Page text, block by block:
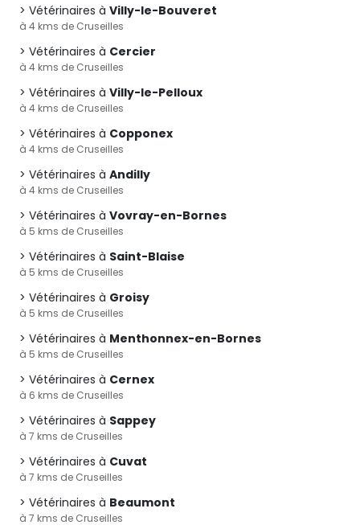
Vétérinaires à Villy-le-Bouveret
à 4 kms de Cruseilles
Vétérinaires à Cercier
à 4 kms de Cruseilles
Vétérinaires à Villy-le-Pelloux
à 4 kms de Cruseilles
Vétérinaires à Copponex
à 4 kms de Cruseilles
Vétérinaires à Andilly
à 4 kms de Cruseilles
Vétérinaires à Vovray-en-Bornes
à 5 kms de Cruseilles
Vétérinaires à Saint-Blaise
à 5 kms de Cruseilles
Vétérinaires à Groisy
à 5 kms de Cruseilles
Vétérinaires à Menthonnex-en-Bornes
à 5 kms de Cruseilles
Vétérinaires à Cernex
à 6 kms de Cruseilles
Vétérinaires à Sappey
à 7 kms de Cruseilles
Vétérinaires à Cuvat
à 7 kms de Cruseilles
Vétérinaires à Beaumont
à 7 kms de Cruseilles